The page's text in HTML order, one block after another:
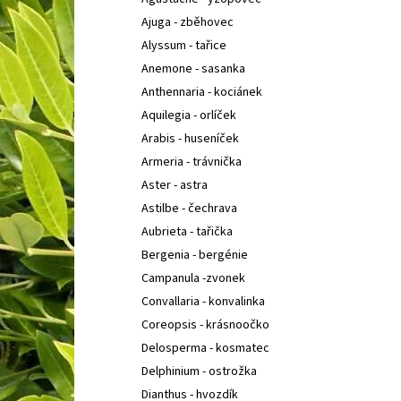
l
Ajuga - zběhovec
Alyssum - tařice
Anemone - sasanka
Anthennaria - kociánek
Aquilegia - orlíček
Arabis - huseníček
Armeria - trávnička
Aster - astra
Astilbe - čechrava
Aubrieta - tařička
Bergenia - bergénie
Campanula -zvonek
Convallaria - konvalinka
Coreopsis - krásnoočko
Delosperma - kosmatec
Delphinium - ostrožka
Dianthus - hvozdík
DAVIDOVA